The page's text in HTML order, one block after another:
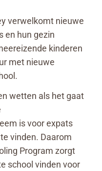
verwelkomt nieuwe
en hun gezin
kinderen
met nieuwe
wetten als het gaat
is voor expats
vinden. Daarom
Program zorgt
school vinden voor